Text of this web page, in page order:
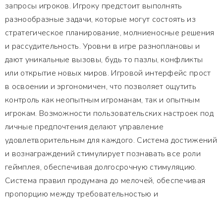
запросы игроков. Игроку предстоит выполнять
разнообразные задачи, которые могут состоять из
стратегическое планирование, молниеносные решения
и рассудительность. Уровни в игре разноплановы и
дают уникальные вызовы, будь то пазлы, конфликты
или открытие новых миров. Игровой интерфейс прост
в освоении и эргономичен, что позволяет ощутить
контроль как неопытным игроманам, так и опытным
игрокам. Возможности пользовательских настроек под
личные предпочтения делают управление
удовлетворительным для каждого. Система достижений
и вознаграждений стимулирует познавать все роли
геймплея, обеспечивая долгосрочную стимуляцию.
Система правил продумана до мелочей, обеспечивая
пропорцию между требовательностью и